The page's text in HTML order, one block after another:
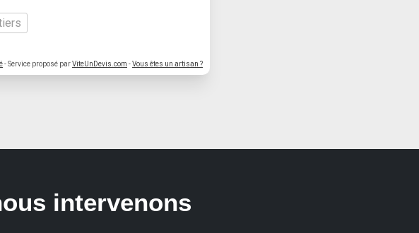
- Service proposé parViteUnDevis.com -Vous êtes un artisan ?
intervenons